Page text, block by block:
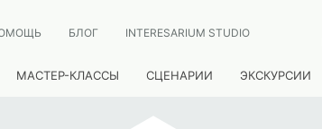
БЛОГ INTERESARIUM STUDIO
МАСТЕР-КЛАССЫ СЦЕНАРИИ ЭКСКУРСИИ